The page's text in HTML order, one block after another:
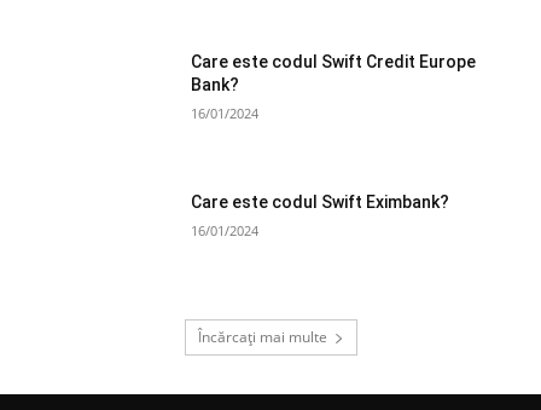
Care este codul Swift Credit Europe
Bank?
16/01/2024
Care este codul Swift Eximbank?
16/01/2024
Încărcați mai multe